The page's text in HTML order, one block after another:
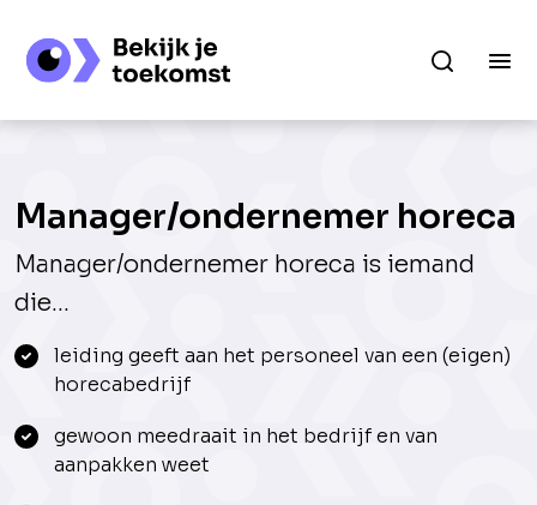
Manager/ondernemer horeca
Manager/ondernemer horeca is iemand
die...
leiding geeft aan het personeel van een (eigen)
horecabedrijf
gewoon meedraait in het bedrijf en van
aanpakken weet